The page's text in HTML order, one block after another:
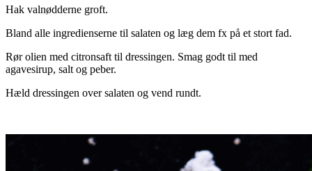
Hak valnødderne groft.
Bland alle ingredienserne til salaten og læg dem fx på et stort fad.
Rør olien med citronsaft til dressingen. Smag godt til med
agavesirup, salt og peber.
Hæld dressingen over salaten og vend rundt.